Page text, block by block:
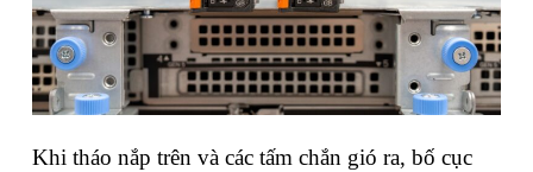
Khi tháo nắp trên và các tấm chắn gió ra, bố cục